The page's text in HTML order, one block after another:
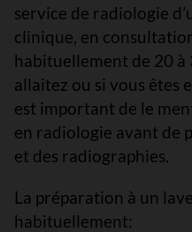
service de radiologie
clinique, en
habituellement de 20 à
allaitez ou si vous êtes
est important de le
en radiologie avant de
et des radiographies.
La préparation à un
habituellement: